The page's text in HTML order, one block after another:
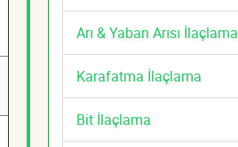
Arı & Yaban Arısı İlaçlama
Karafatma İlaçlama
Bit İlaçlama